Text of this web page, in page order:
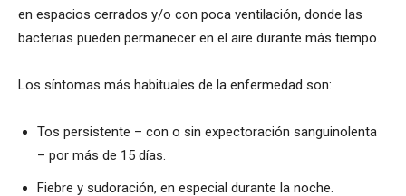
en espacios cerrados y/o con poca ventilación, donde las
bacterias pueden permanecer en el aire durante más tiempo.
Los síntomas más habituales de la enfermedad son:
Tos persistente – con o sin expectoración sanguinolenta
– por más de 15 días.
Fiebre y sudoración, en especial durante la noche.